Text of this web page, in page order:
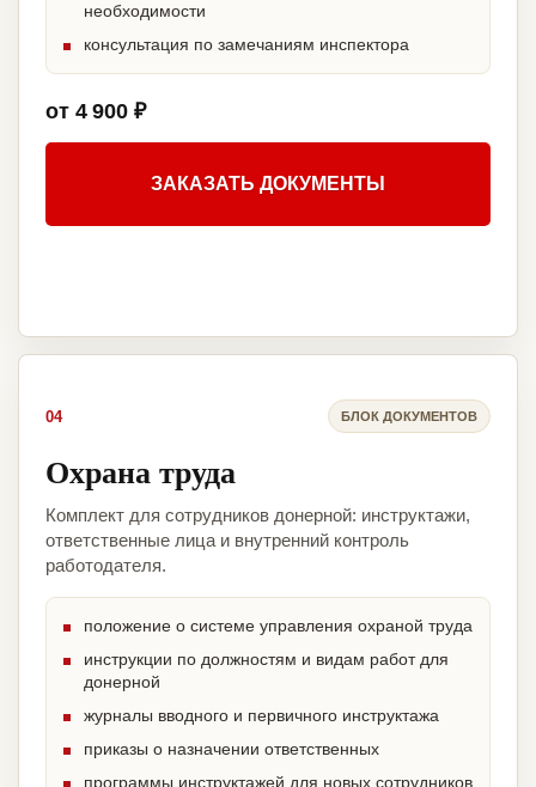
необходимости
консультация по замечаниям инспектора
от 4 900 ₽
ЗАКАЗАТЬ ДОКУМЕНТЫ
04 БЛОК ДОКУМЕНТОВ
Охрана труда
Комплект для сотрудников донерной: инструктажи,
ответственные лица и внутренний контроль
работодателя.
положение о системе управления охраной труда
инструкции по должностям и видам работ для
донерной
журналы вводного и первичного инструктажа
приказы о назначении ответственных
программы инструктажей для новых сотрудников